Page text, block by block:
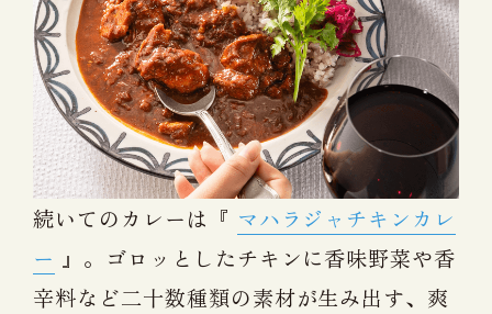
続いてのカレーは『 マハラジャチキンカレ
ー 』。ゴロッとしたチキンに香味野菜や香
辛料など二十数種類の素材が生み出す、爽